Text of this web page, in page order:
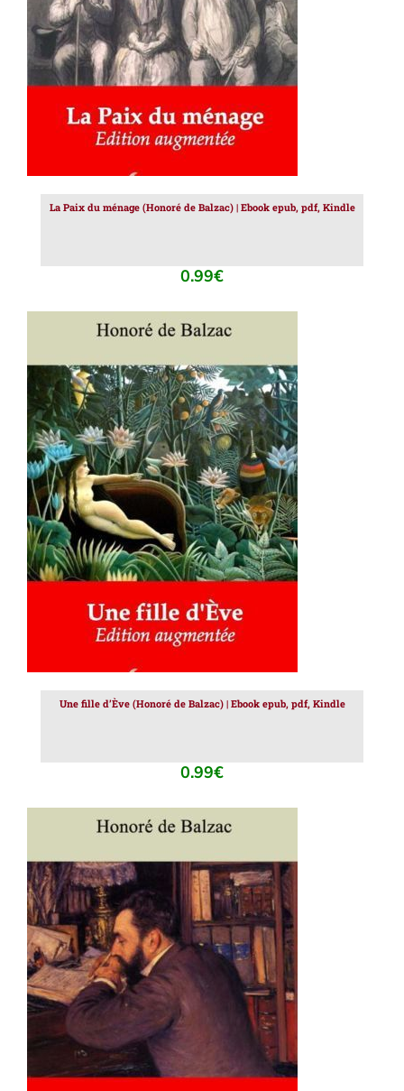
La Paix du ménage (Honoré de Balzac) | Ebook epub, pdf, Kindle
0.99€
AJOUTER AU PANIER / DÉTAILS
Une fille d’Ève (Honoré de Balzac) | Ebook epub, pdf, Kindle
0.99€
AJOUTER AU PANIER / DÉTAILS